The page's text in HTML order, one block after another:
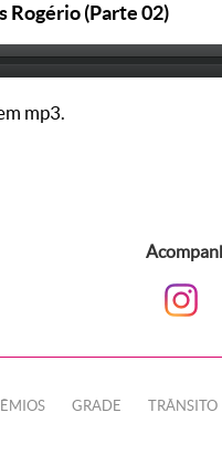
Rogério (Parte 02)
mp3.
GRADE TRÂNSITO